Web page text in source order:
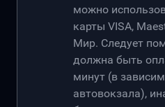
можно
карты VISA,
Мир. Следует
должна быть
минут (в
автовокзала),